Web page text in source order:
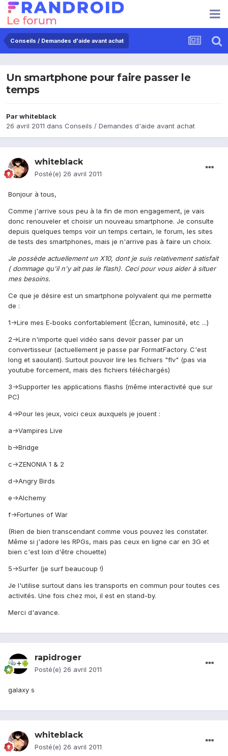
Conseils / Demandes d'aide avant achat
Un smartphone pour faire passer le
temps
Parwhiteblack
26 avril 2011 dans Conseils / Demandes d'aide avant achat
whiteblack
Posté(e) 26 avril 2011
Bonjour à tous,
Comme j'arrive sous peu à la fin de mon engagement, je vais
donc renouveler et choisir un nouveau smartphone. Je consulte
depuis quelques temps voir un temps certain, le forum, les sites
de tests des smartphones, mais je n'arrive pas à faire un choix.
Je possède actuellement un X10, dont je suis relativement satisfait
( dommage qu'il n'y ait pas le flash). Ceci pour vous aider à situer
mes besoins.
Ce que je désire est un smartphone polyvalent qui me permette
de :
1->Lire mes E-books confortablement (Écran, luminosité, etc ...)
2->Lire n'importe quel vidéo sans devoir passer par un
convertisseur (actuellement je passe par FormatFactory. C'est
long et saoulant). Surtout pouvoir lire les fichiers "flv" (pas via
youtube forcement, mais des fichiers téléchargés)
3->Supporter les applications flashs (même interactivité que sur
PC)
4->Pour les jeux, voici ceux auxquels je jouent :
a->Vampires Live
b->Bridge
c->ZENONIA 1 & 2
d->Angry Birds
e->Alchemy
f->Fortunes of War
(Rien de bien transcendant comme vous pouvez les constater.
Même si j'adore les RPGs, mais pas ceux en ligne car en 3G et
bien c'est loin d'être chouette)
5->Surfer (je surf beaucoup !)
Je l'utilise surtout dans les transports en commun pour toutes ces
activités. Une fois chez moi, il est en stand-by.
Merci d'avance.
rapidroger
Posté(e) 26 avril 2011
galaxy s
whiteblack
Posté(e) 26 avril 2011